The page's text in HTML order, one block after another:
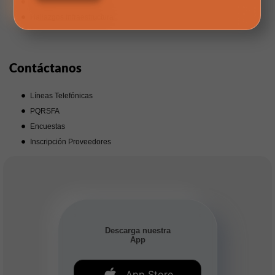
Contáctanos
Líneas Telefónicas
PQRSFA
Encuestas
Inscripción Proveedores
Descarga nuestra
App